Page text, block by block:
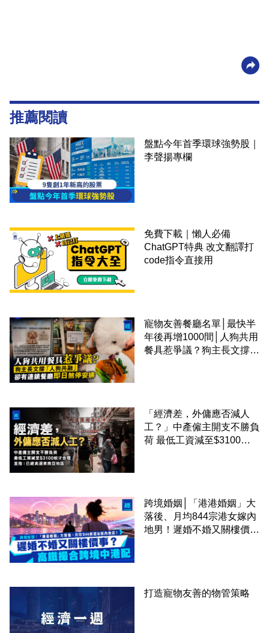
推薦閱讀
盤點今年首季環球強勢股｜
李聲揚專欄
免費下載｜懶人必備
ChatGPT特典 改文翻譯打
code指令直接用
寵物友善餐廳名單│最快半
年後再增1000間│人狗共用
餐具惹爭議？狗主長文撐
「經濟差，外傭應否減人
工？」中產僱主開支不勝負
荷 最低工資減至$3100蚊
跨境婚姻│「港港婚姻」大
落後、月均844宗港女嫁內
地男！遲婚不婚又關樓價
打造寵物友善的物管策略